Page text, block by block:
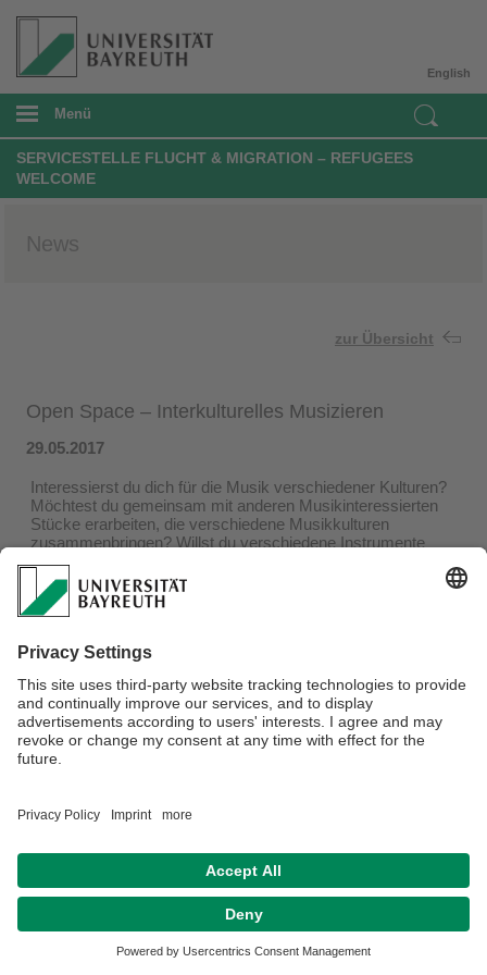
English
Menü
SERVICESTELLE FLUCHT & MIGRATION – REFUGEES
WELCOME
News
zur Übersicht
Open Space – Interkulturelles Musizieren
29.05.2017
Interessierst du dich für die Musik verschiedener Kulturen?
Möchtest du gemeinsam mit anderen Musikinteressierten
Stücke erarbeiten, die verschiedene Musikkulturen
zusammenbringen? Willst du verschiedene Instrumente
ausprobieren? Dann komm zum Open Space
Interkulturelles Musizieren! Zeit: Jeden Montag 19.45 -
21.15 Uhr, Ort: Geschwister-Scholl-Platz 3, Ü155 (neben
der Aula/Hörsaal 1)
Datenschutz / Disclaimer